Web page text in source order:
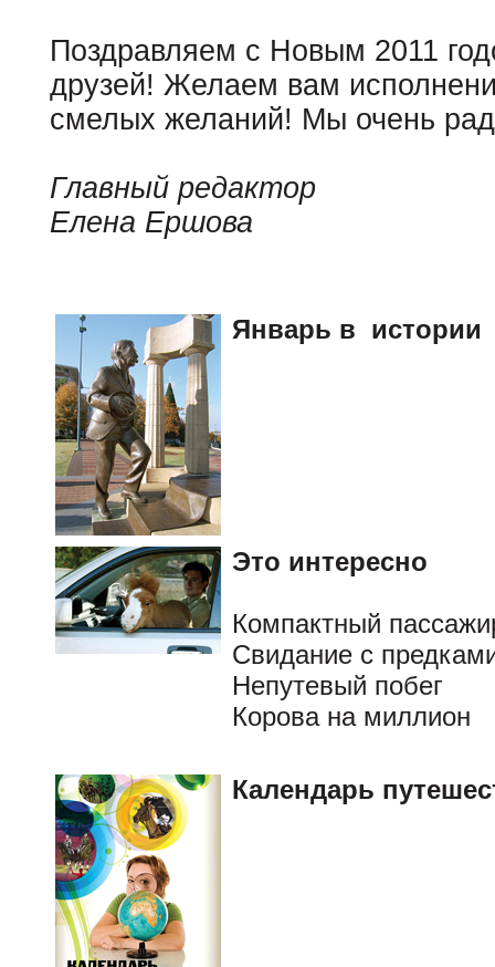
Поздравляем с Новым 2011
друзей! Желаем вам
смелых желаний! Мы очень
Главный редактор
Елена Ершова
Январь в истории
Это интересно
Компактный
Свидание с
Непутевый побег
Корова на миллион
Календарь